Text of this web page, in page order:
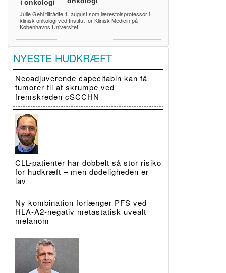
Julie Gehl tiltrådte 1. august som lærestolsprofessor i
klinisk onkologi ved Institut for Klinisk Medicin på
Københavns Universitet.
NYESTE HUDKRÆFT
Neoadjuverende capecitabin kan få
tumorer til at skrumpe ved
fremskreden cSCCHN
CLL-patienter har dobbelt så stor risiko
for hudkræft – men dødeligheden er
lav
Ny kombination forlænger PFS ved
HLA-A2-negativ metastatisk uvealt
melanom